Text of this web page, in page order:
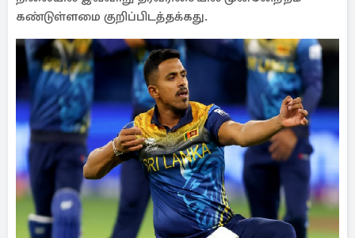
கண்டுள்ளமை குறிப்பிடத்தக்கது.